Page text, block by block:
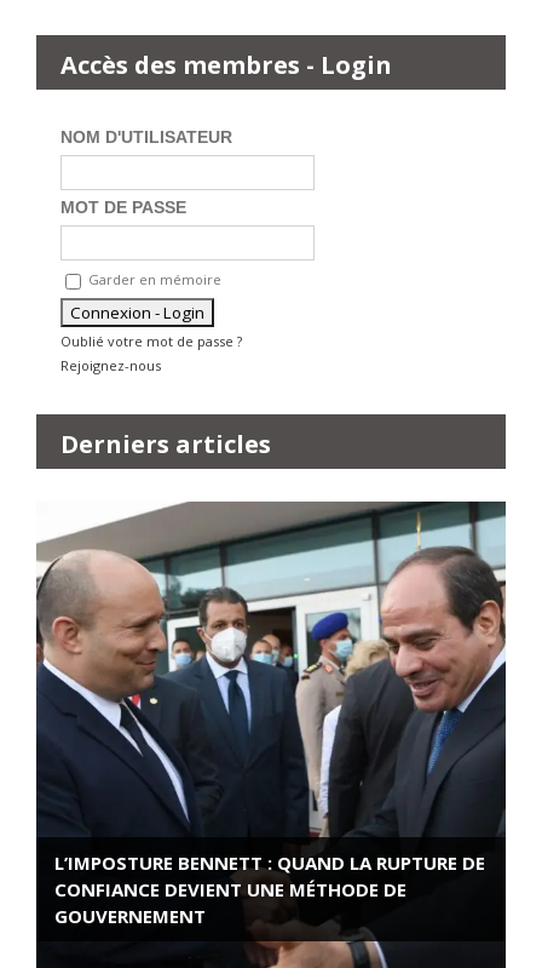
Accès des membres - Login
NOM D'UTILISATEUR
MOT DE PASSE
Garder en mémoire
Oublié votre mot de passe ?
Rejoignez-nous
Derniers articles
L’IMPOSTURE BENNETT : QUAND LA RUPTURE DE
CONFIANCE DEVIENT UNE MÉTHODE DE
GOUVERNEMENT